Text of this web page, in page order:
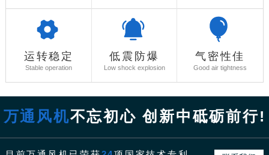
运转稳定
Stable operation
低震防爆
Low shock explosion
气密性佳
Good air tightness
万通风机不忘初心 创新中砥砺前行!